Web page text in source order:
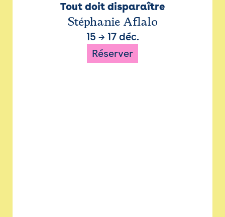
Tout doit disparaître
Stéphanie Aflalo
15 → 17 déc.
Réserver